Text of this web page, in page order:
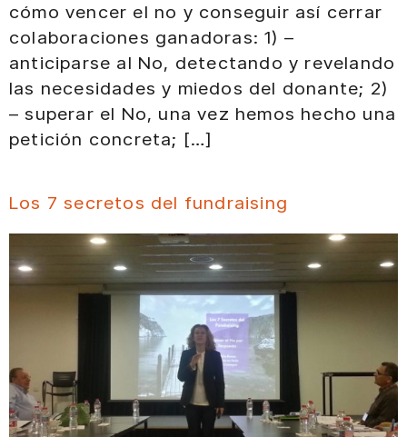
cómo vencer el no y conseguir así cerrar
colaboraciones ganadoras: 1) –
anticiparse al No, detectando y revelando
las necesidades y miedos del donante; 2)
– superar el No, una vez hemos hecho una
petición concreta; […]
Los 7 secretos del fundraising